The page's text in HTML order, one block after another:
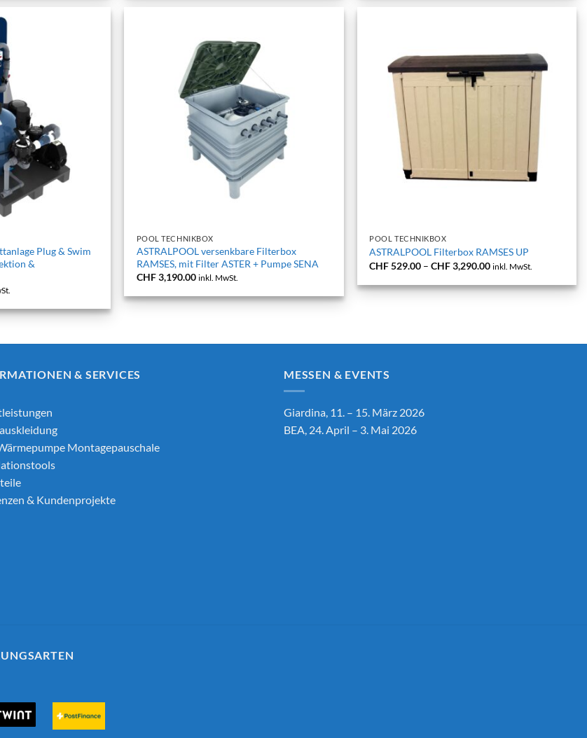
CHF 2,890.00
CHF 3,190.00
CHF 494.00
Plug & Swim
&
POOL TECHNIKBOX
ASTRALPOOL versenkbare Filterbox
RAMSES, mit Filter ASTER + Pumpe SENA
CHF3,190.00 inkl. MwSt.
POOL TECHNIKBOX
ASTRALPOOL Filterbox RAMSES UP
CHF529.00 –CHF3,290.00Preisspanne:
bis
CHF 3,290.00
inkl. MwSt.
& SERVICES
Montagepauschale
& Kundenprojekte
MESSEN & EVENTS
Giardina, 11. – 15. März 2026
BEA, 24. April – 3. Mai 2026